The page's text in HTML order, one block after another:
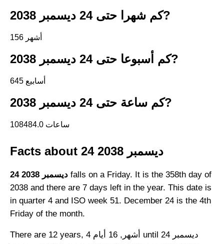
كم شهرا حتى 24 ديسمبر 2038?
156 أشهر
كم أسبوعا حتى 24 ديسمبر 2038?
645 أسابيع
كم ساعة حتى 24 ديسمبر 2038?
108484.0 ساعات
Facts about 24 ديسمبر 2038
24 ديسمبر 2038 falls on a Friday. It is the 358th day of
2038 and there are 7 days left in the year. This date is
in quarter 4 and ISO week 51. December 24 is the 4th
Friday of the month.
There are 12 years, 4 أشهر, 16 أيام until 24 ديسمبر